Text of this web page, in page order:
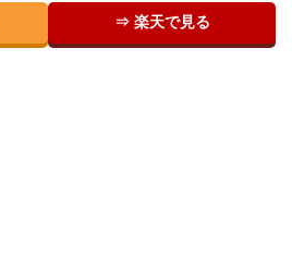
⇒ 楽天で見る